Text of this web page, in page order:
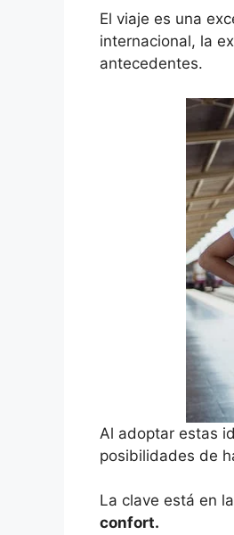
El viaje es una
internacional, la
antecedentes.
Al adoptar estas
posibilidades de
La clave está en
confort.